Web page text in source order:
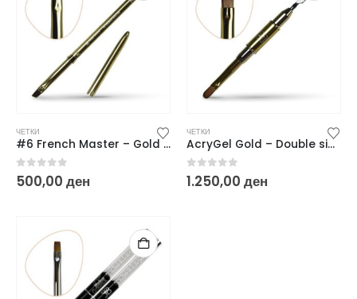
ЧЕТКИ
#6 French Master – Gold Edition
0out of 5
500,00 ден
ЧЕТКИ
AcryGel Gold – Double side brush
0 out of 5
1.250,00 ден